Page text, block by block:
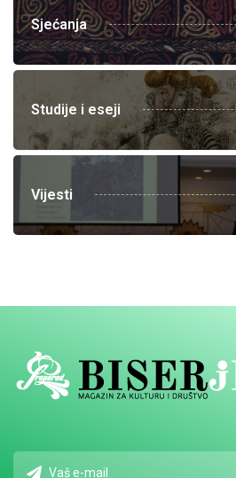
Sjećanja
Studije i eseji
Vijesti